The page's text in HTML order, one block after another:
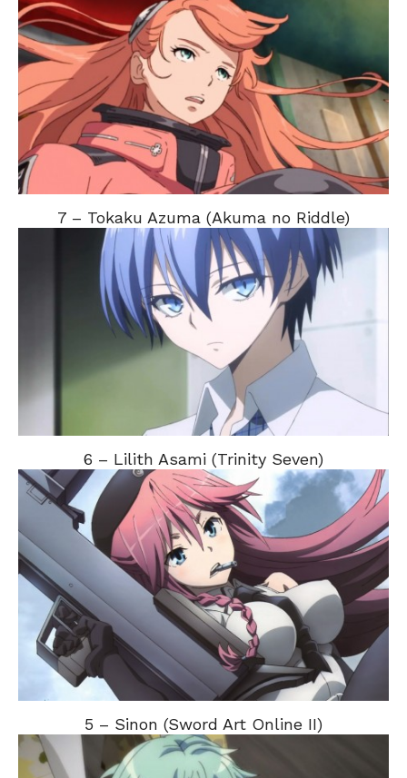
7 – Tokaku Azuma (Akuma no Riddle)
6 – Lilith Asami (Trinity Seven)
5 – Sinon (Sword Art Online II)